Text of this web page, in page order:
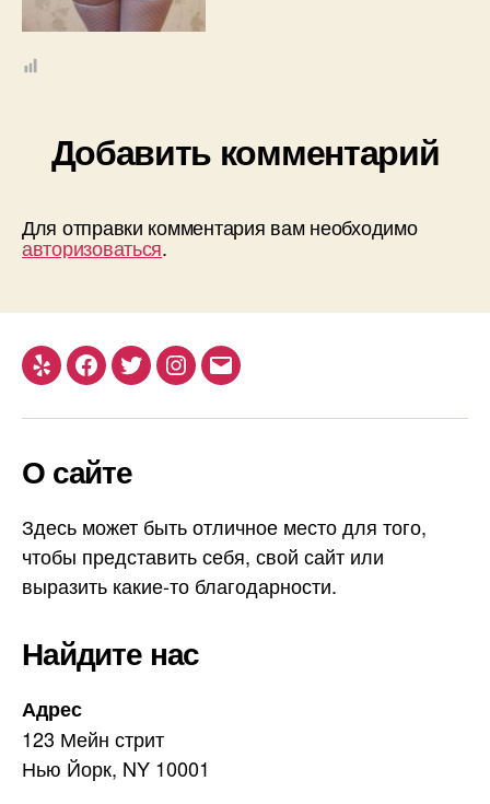
Добавить комментарий
Для отправки комментария вам необходимо
авторизоваться.
Yelp Facebook
TwitterInstagram
Email
О сайте
Здесь может быть отличное место для того,
чтобы представить себя, свой сайт или
выразить какие-то благодарности.
Найдите нас
Адрес
123 Мейн стрит
Нью Йорк, NY 10001